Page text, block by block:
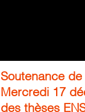
Soutenance
Mercredi 17
des thèses